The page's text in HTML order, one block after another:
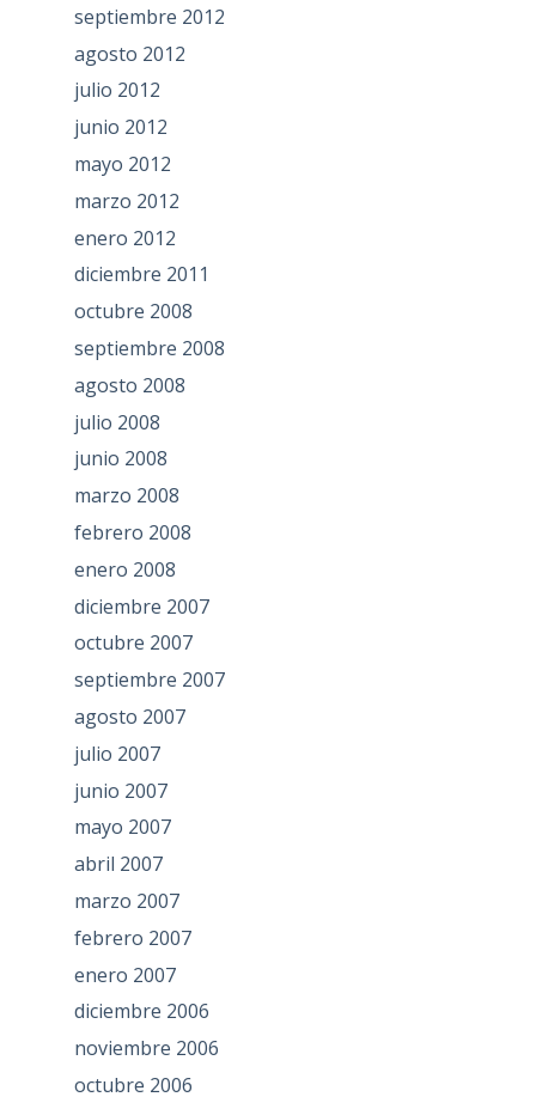
septiembre 2012
agosto 2012
julio 2012
junio 2012
mayo 2012
marzo 2012
enero 2012
diciembre 2011
octubre 2008
septiembre 2008
agosto 2008
julio 2008
junio 2008
marzo 2008
febrero 2008
enero 2008
diciembre 2007
octubre 2007
septiembre 2007
agosto 2007
julio 2007
junio 2007
mayo 2007
abril 2007
marzo 2007
febrero 2007
enero 2007
diciembre 2006
noviembre 2006
octubre 2006